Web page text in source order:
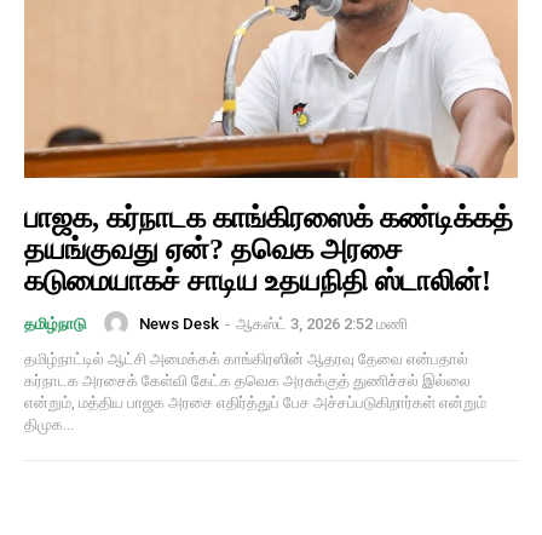
பாஜக, கர்நாடக காங்கிரஸைக் கண்டிக்கத்
தயங்குவது ஏன்? தவெக அரசை
கடுமையாகச் சாடிய உதயநிதி ஸ்டாலின்!
தமிழ்நாடு News Desk - ஆகஸ்ட் 3, 2026 2:52 மணி
தமிழ்நாட்டில் ஆட்சி அமைக்கக் காங்கிரஸின் ஆதரவு தேவை என்பதால்
கர்நாடக அரசைக் கேள்வி கேட்க தவெக அரசுக்குத் துணிச்சல் இல்லை
என்றும், மத்திய பாஜக அரசை எதிர்த்துப் பேச அச்சப்படுகிறார்கள் என்றும்
திமுக...